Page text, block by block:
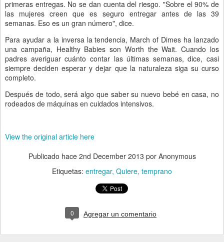
primeras entregas. No se dan cuenta del riesgo. "Sobre el 90% de
las mujeres creen que es seguro entregar antes de las 39
semanas. Eso es un gran número", dice.
Para ayudar a la inversa la tendencia, March of Dimes ha lanzado
una campaña, Healthy Babies son Worth the Wait. Cuando los
padres averiguar cuánto contar las últimas semanas, dice, casi
siempre deciden esperar y dejar que la naturaleza siga su curso
completo.
Después de todo, será algo que saber su nuevo bebé en casa, no
rodeados de máquinas en cuidados intensivos.
View the original article here
Publicado hace 2nd December 2013 por Anonymous
Etiquetas: entregar Quiere temprano
0 Agregar un comentario